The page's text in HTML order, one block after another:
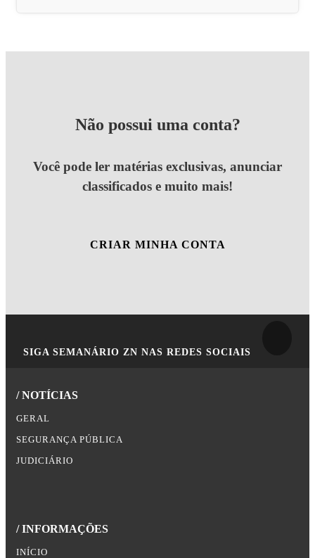
Não possui uma conta?
Você pode ler matérias exclusivas, anunciar
classificados e muito mais!
CRIAR MINHA CONTA
SIGA SEMANÁRIO ZN NAS REDES SOCIAIS
/ NOTÍCIAS
GERAL
SEGURANÇA PÚBLICA
JUDICIÁRIO
/ INFORMAÇÕES
INÍCIO